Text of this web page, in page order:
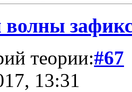
волны
теории:#67
13:31